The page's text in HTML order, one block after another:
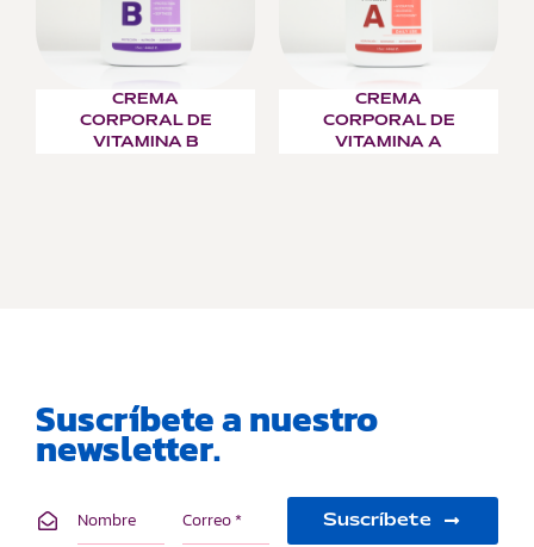
CREMA
CORPORAL DE
VITAMINA B
CREMA
CORPORAL DE
VITAMINA A
Suscríbete a nuestro
newsletter.
Suscríbete